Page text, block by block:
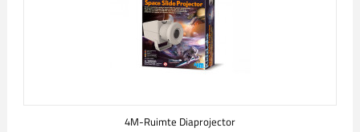
4M-Ruimte Diaprojector